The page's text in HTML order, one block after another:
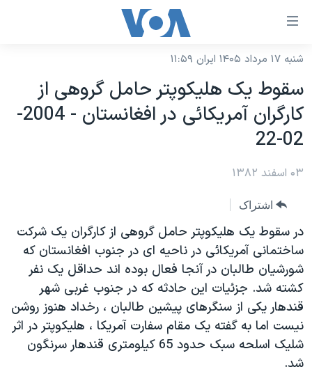
لینکهای
دسترسی
جهش
به
محتوای
اصلی
صفحه
جهش
به
جستجو
نسخه سبک وب‌سایت
موضوع ها
آمریکا
جهان
ورزشی
گزیده‌ها
ویژه برنامه‌ها
ویدیوها
فرهنگ و زندگی
حقوق شهروندی
برنامه های تلویزیونی
جدول برنامه ها
صفحه‌های ویژه
جام جهانی ۲۰۲۶
عملیات خشم حماسی
۲۵۰سالگی آمریکا
بایگانی برنامه‌های تلویزیونی
مستندها
انتخابات ریاست جمهوری آمریکا ۲۰۲۴
فرکانس‌های صدای آمریکا
پخش رادیویی
یادگیری زبان انگلیسی
دنبال کنید
شنبه ۱۷ مرداد ۱۴۰۵ ایران ۱۱:۵۹
سقوط يک هليکوپتر حامل گروهی از
کارگران آمريکائی در افغانستان - 2004-
02-22
۰۳ اسفند ۱۳۸۲
اشتراک
در سقوط يک هليکوپتر حامل گروهی از کارگران يک شرکت
ساختمانی آمريکائی در ناحيه ای در جنوب افغانستان که
شورشيان طالبان در آنجا فعال بوده اند حداقل يک نفر
کشته شد. جزئيات اين حادثه که در جنوب غربی شهر
قندهار يکی از سنگرهای پيشين طالبان ، رخداد هنوز روشن
نيست اما به گفته يک مقام سفارت آمريکا ، هليکوپتر در اثر
شليک اسلحه سبک حدود 65 کيلومتری قندهار سرنگون
شد.